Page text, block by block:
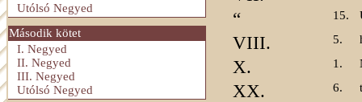
Utólsó Negyed
Második kötet
I. Negyed
II. Negyed
III. Negyed
Utólsó Negyed
“ 15.
VIII. 5.
X. 1.
XX. 6.